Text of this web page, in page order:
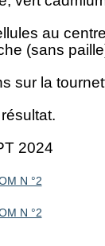
au
(sans
sur la
2024